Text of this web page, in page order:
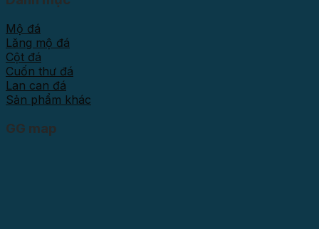
Mộ đá
Lăng mộ đá
Cột đá
Cuốn thư đá
Lan can đá
Sản phẩm khác
GG map